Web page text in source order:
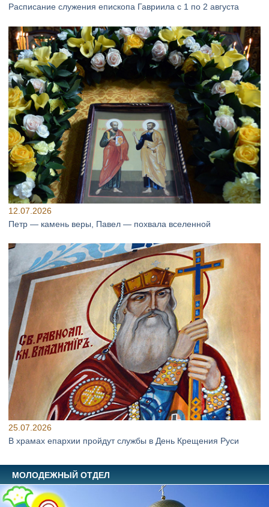
Расписание служения епископа Гавриила с 1 по 2 августа
12.07.2026
Петр — камень веры, Павел — похвала вселенной
25.07.2026
В храмах епархии пройдут службы в День Крещения Руси
МОЛОДЕЖНЫЙ ОТДЕЛ